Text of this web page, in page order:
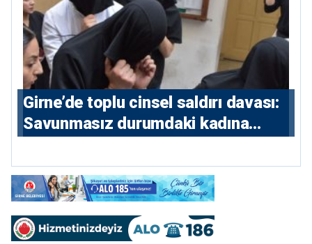
Girne’de toplu cinsel saldırı davası:
Savunmasız durumdaki kadına